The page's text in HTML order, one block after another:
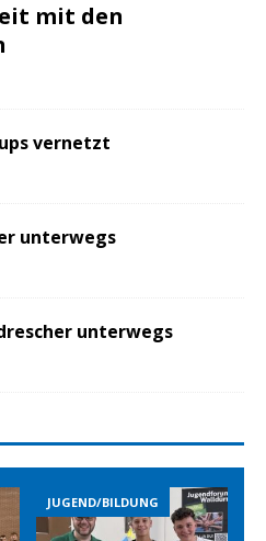
mit den
vernetzt
unterwegs
unterwegs
JUGEND/BILDUNG